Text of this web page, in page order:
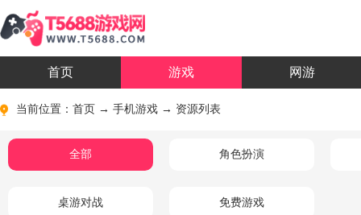
首页 游戏 网游
当前位置： 首页 → 手机游戏 → 资源列表
全部 角色扮演
桌游对战 免费游戏